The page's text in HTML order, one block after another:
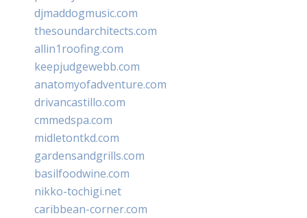
djmaddogmusic.com
thesoundarchitects.com
allin1roofing.com
keepjudgewebb.com
anatomyofadventure.com
drivancastillo.com
cmmedspa.com
midletontkd.com
gardensandgrills.com
basilfoodwine.com
nikko-tochigi.net
caribbean-corner.com